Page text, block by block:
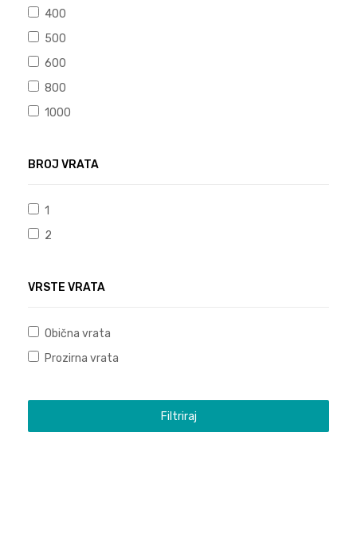
400
500
600
800
1000
BROJ VRATA
1
2
VRSTE VRATA
Obična vrata
Prozirna vrata
Filtriraj